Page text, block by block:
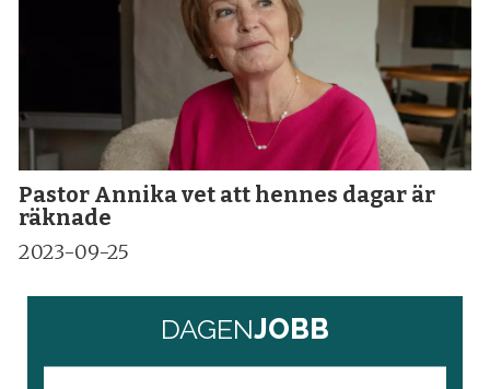
Pastor Annika vet att hennes dagar är
räknade
2023-09-25